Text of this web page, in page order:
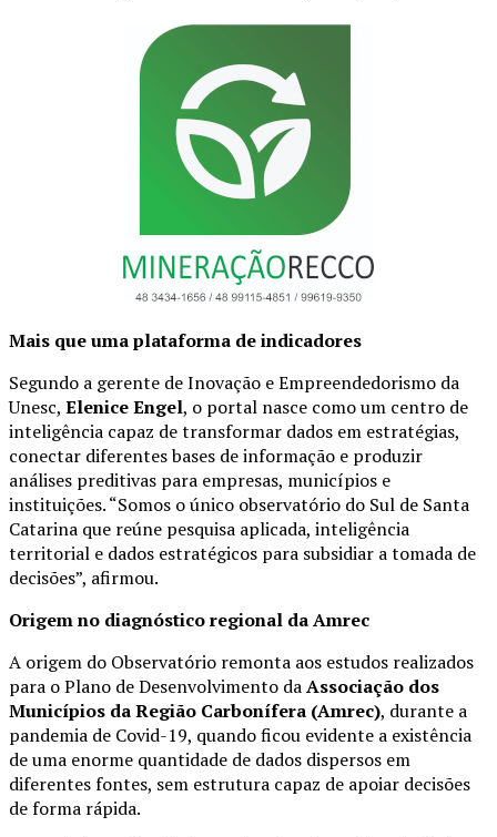
Mais que uma plataforma de indicadores
Segundo a gerente de Inovação e Empreendedorismo da
Unesc, Elenice Engel, o portal nasce como um centro de
inteligência capaz de transformar dados em estratégias,
conectar diferentes bases de informação e produzir
análises preditivas para empresas, municípios e
instituições. “Somos o único observatório do Sul de Santa
Catarina que reúne pesquisa aplicada, inteligência
territorial e dados estratégicos para subsidiar a tomada de
decisões”, afirmou.
Origem no diagnóstico regional da Amrec
A origem do Observatório remonta aos estudos realizados
para o Plano de Desenvolvimento daAssociação dos
Municípios da Região Carbonífera (Amrec), durante a
pandemia de Covid-19, quando ficou evidente a existência
de uma enorme quantidade de dados dispersos em
diferentes fontes, sem estrutura capaz de apoiar decisões
de forma rápida.